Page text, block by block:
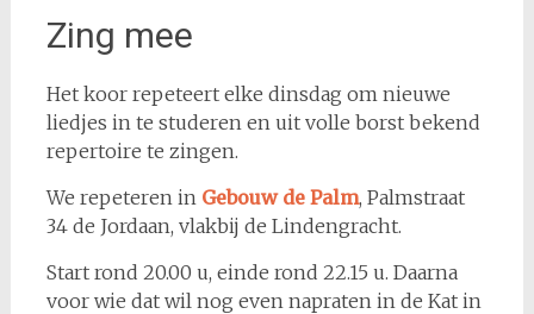
Zing mee
Het koor repeteert elke dinsdag om nieuwe
liedjes in te studeren en uit volle borst bekend
repertoire te zingen.
We repeteren in Gebouw de Palm, Palmstraat
34 de Jordaan, vlakbij de Lindengracht.
Start rond 20.00 u, einde rond 22.15 u. Daarna
voor wie dat wil nog even napraten in de Kat in